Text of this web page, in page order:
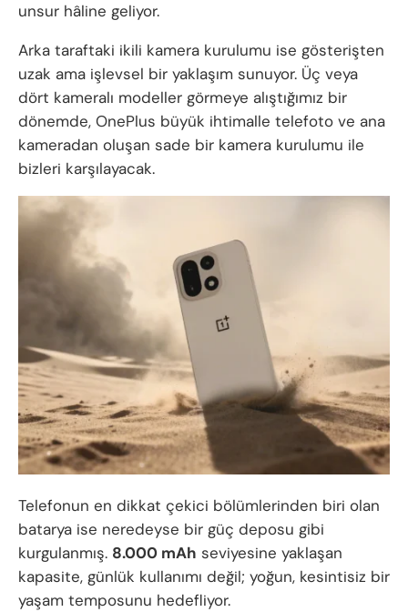
unsur hâline geliyor.
Arka taraftaki ikili kamera kurulumu ise gösterişten
uzak ama işlevsel bir yaklaşım sunuyor. Üç veya
dört kameralı modeller görmeye alıştığımız bir
dönemde, OnePlus büyük ihtimalle telefoto ve ana
kameradan oluşan sade bir kamera kurulumu ile
bizleri karşılayacak.
Telefonun en dikkat çekici bölümlerinden biri olan
batarya ise neredeyse bir güç deposu gibi
kurgulanmış. 8.000 mAh seviyesine yaklaşan
kapasite, günlük kullanımı değil; yoğun, kesintisiz bir
yaşam temposunu hedefliyor.